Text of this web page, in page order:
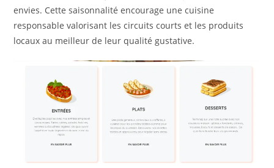
envies. Cette saisonnalité encourage une cuisine
responsable valorisant les circuits courts et les produits
locaux au meilleur de leur qualité gustative.